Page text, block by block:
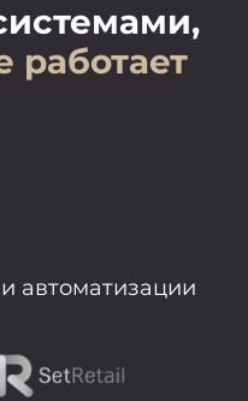
работает
автоматизации